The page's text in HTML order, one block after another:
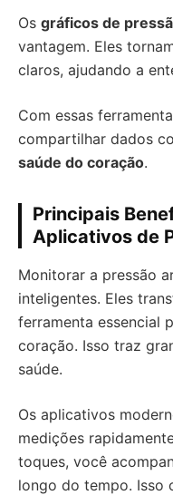
Os gráficos de
vantagem. Eles
claros, ajudando a
Com essas
compartilhar dados
saúde do coração.
Principais
Aplicativos de
Monitorar a pressão
inteligentes. Eles
ferramenta essencial
coração. Isso traz
saúde.
Os aplicativos
medições
toques, você
longo do tempo. Isso